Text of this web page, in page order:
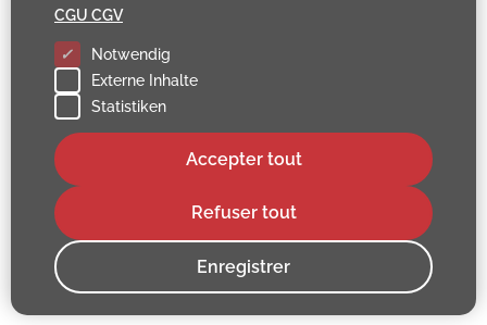
Notwendig
Externe Inhalte
Statistiken
Enregistrer
Refuser tout
Accepter tout
CGU CGV